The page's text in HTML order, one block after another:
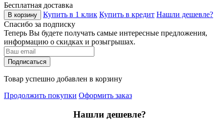
Бесплатная доставка
В корзину Купить в 1 клик Купить в кредит Нашли дешевле?
Спасибо за подписку
Теперь Вы будете получать самые интересные предложения,
информацию о скидках и розыгрышах.
Подписаться
Товар успешно добавлен в корзину
Продолжить покупки Оформить заказ
Нашли дешевле?